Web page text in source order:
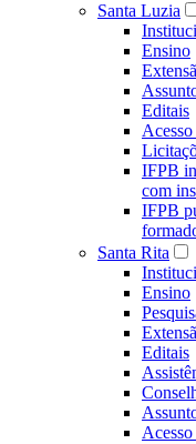
Santa Luzia
Ensino
Editais
IFPB
com
IFPB
Santa Rita
Ensino
Editais